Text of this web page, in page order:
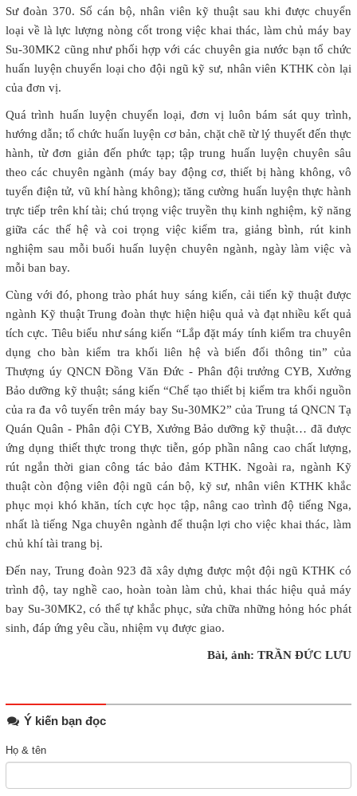
Sư đoàn 370. Số cán bộ, nhân viên kỹ thuật sau khi được chuyển
loại về là lực lượng nòng cốt trong việc khai thác, làm chủ máy bay
Su-30MK2 cũng như phối hợp với các chuyên gia nước bạn tổ chức
huấn luyện chuyển loại cho đội ngũ kỹ sư, nhân viên KTHK còn lại
của đơn vị.
Quá trình huấn luyện chuyển loại, đơn vị luôn bám sát quy trình,
hướng dẫn; tổ chức huấn luyện cơ bản, chặt chẽ từ lý thuyết đến thực
hành, từ đơn giản đến phức tạp; tập trung huấn luyện chuyên sâu
theo các chuyên ngành (máy bay động cơ, thiết bị hàng không, vô
tuyến điện tử, vũ khí hàng không); tăng cường huấn luyện thực hành
trực tiếp trên khí tài; chú trọng việc truyền thụ kinh nghiệm, kỹ năng
giữa các thế hệ và coi trọng việc kiểm tra, giảng bình, rút kinh
nghiệm sau mỗi buổi huấn luyện chuyên ngành, ngày làm việc và
mỗi ban bay.
Cùng với đó, phong trào phát huy sáng kiến, cải tiến kỹ thuật được
ngành Kỹ thuật Trung đoàn thực hiện hiệu quả và đạt nhiều kết quả
tích cực. Tiêu biểu như sáng kiến “Lắp đặt máy tính kiểm tra chuyên
dụng cho bàn kiểm tra khối liên hệ và biến đổi thông tin” của
Thượng úy QNCN Đồng Văn Đức - Phân đội trưởng CYB, Xưởng
Bảo dưỡng kỹ thuật; sáng kiến “Chế tạo thiết bị kiểm tra khối nguồn
của ra đa vô tuyến trên máy bay Su-30MK2” của Trung tá QNCN Tạ
Quán Quân - Phân đội CYB, Xưởng Bảo dưỡng kỹ thuật… đã được
ứng dụng thiết thực trong thực tiễn, góp phần nâng cao chất lượng,
rút ngắn thời gian công tác bảo đảm KTHK. Ngoài ra, ngành Kỹ
thuật còn động viên đội ngũ cán bộ, kỹ sư, nhân viên KTHK khắc
phục mọi khó khăn, tích cực học tập, nâng cao trình độ tiếng Nga,
nhất là tiếng Nga chuyên ngành để thuận lợi cho việc khai thác, làm
chủ khí tài trang bị.
Đến nay, Trung đoàn 923 đã xây dựng được một đội ngũ KTHK có
trình độ, tay nghề cao, hoàn toàn làm chủ, khai thác hiệu quả máy
bay Su-30MK2, có thể tự khắc phục, sửa chữa những hỏng hóc phát
sinh, đáp ứng yêu cầu, nhiệm vụ được giao.
Bài, ảnh: TRẦN ĐỨC LƯU
Ý kiến bạn đọc
Họ & tên